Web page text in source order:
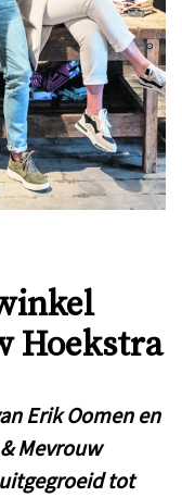
Hoekstra
Erik Oomen en
Mevrouw
tot